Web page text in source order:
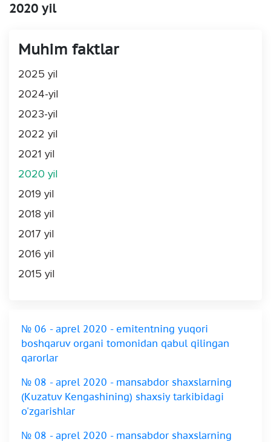
2020 yil
№ 06 - aprel 2020 - emitentning yuqori
boshqaruv organi tomonidan qabul qilingan
qarorlar
№ 08 - aprel 2020 - mansabdor shaxslarning
(Kuzatuv Kengashining) shaxsiy tarkibidagi
o'zgarishlar
№ 08 - aprel 2020 - mansabdor shaxslarning
Muhim faktlar
2025 yil
2024-yil
2023-yil
2022 yil
2021 yil
2020 yil
2019 yil
2018 yil
2017 yil
2016 yil
2015 yil